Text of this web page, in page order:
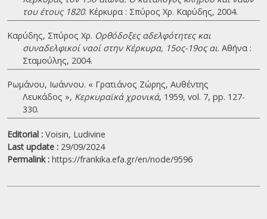
του έτους 1820. Κέρκυρα : Σπύρος Χρ. Καρύδης, 2004.
Καρύδης, Σπύρος Χρ. Ορθόδοξες αδελφότητες και
συναδελφικοί ναοί στην Κέρκυρα, 15ος-19ος αι. Αθήνα :
Σταμούλης, 2004.
Ρωμάνου, Ιωάννου. « Γρατιάνος Ζώρης, Αυθέντης
Λευκάδος », Κερκυραϊκά χρονικά, 1959, vol. 7, pp. 127-
330.
Editorial : Voisin, Ludivine
Last update : 29/09/2024
Permalink : https://frankika.efa.gr/en/node/9596
Église Saint-Georges Ypsilos / Αγίου